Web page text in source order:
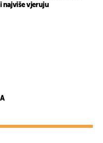
najviše vjeruju